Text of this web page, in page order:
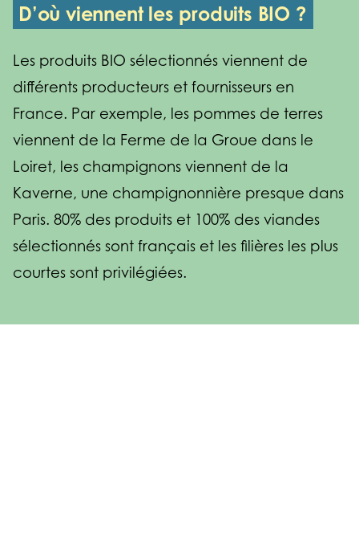
D’où viennent les produits BIO ?
Les produits BIO sélectionnés viennent de
différents producteurs et fournisseurs en
France. Par exemple, les pommes de terres
viennent de la Ferme de la Groue dans le
Loiret, les champignons viennent de la
Kaverne, une champignonnière presque dans
Paris. 80% des produits et 100% des viandes
sélectionnés sont français et les filières les plus
courtes sont privilégiées.